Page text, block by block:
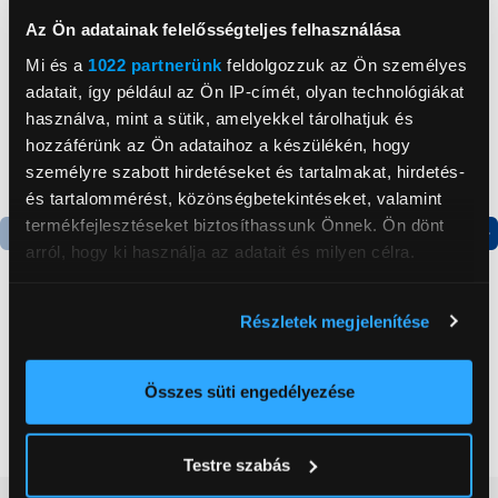
Az Ön adatainak felelősségteljes felhasználása
Mi és a 1022 partnerünk feldolgozzuk az Ön személyes
adatait, így például az Ön IP-címét, olyan technológiákat
használva, mint a sütik, amelyekkel tárolhatjuk és
hozzáférünk az Ön adataihoz a készülékén, hogy
személyre szabott hirdetéseket és tartalmakat, hirdetés-
és tartalommérést, közönségbetekintéseket, valamint
termékfejlesztéseket biztosíthassunk Önnek. Ön dönt
arról, hogy ki használja az adatait és milyen célra.
elhelyezkedéséről pár méteres pontossággal
Az Ön készülékén beazonosítása annak konkrét
módjairól és adja meg preferenciáit aRészletek
Részletek megjelenítése
Összes süti engedélyezése
Testre szabás
Termék adatlap
by side hűtőszekrény
Termék adatlap
Alulfagyasztós
kombinált hűtőszekrény